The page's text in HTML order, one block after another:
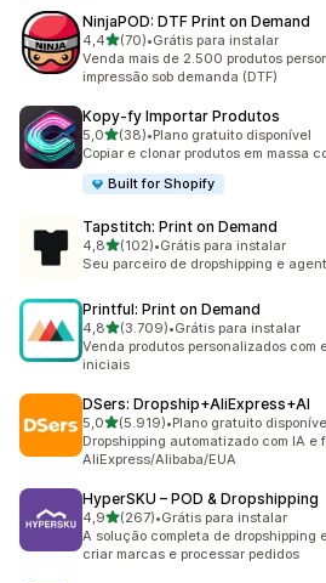
NinjaPOD: DTF Print on Demand
4,4de 5 estrelas
(70)
70 avaliações ao todo
•Grátis para instalar
Venda mais de 2.500 produtos
impressão sob demanda (DTF)
Kopy‑fy Importar Produtos
5,0de 5 estrelas
(38)
38 avaliações ao todo
•Plano gratuito disponível
Copiar e clonar produtos em massa
Built for Shopify
Tapstitch: Print on Demand
4,8de 5 estrelas
(102)
102 avaliações ao todo
•Grátis para instalar
Seu parceiro de dropshipping e
Printful: Print on Demand
4,8de 5 estrelas
(3.709)
3709 avaliações ao todo
•Grátis para instalar
Venda produtos personalizados com
iniciais
DSers: Dropship+AliExpress+AI
5,0de 5 estrelas
(5.919)
5919 avaliações ao todo
•Plano gratuito
Dropshipping automatizado com IA e
AliExpress/Alibaba/EUA
HyperSKU – POD & Dropshipping
4,9de 5 estrelas
(267)
267 avaliações ao todo
•Grátis para instalar
A solução completa de dropshipping
criar marcas e processar pedidos